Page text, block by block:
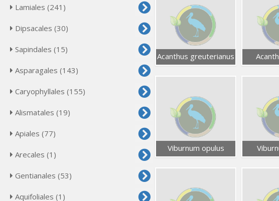
Lamiales (241)
Dipsacales (30)
Sapindales (15)
Asparagales (143)
Caryophyllales (155)
Alismatales (19)
Apiales (77)
Arecales (1)
Gentianales (53)
Aquifoliales (1)
Acanthus greuterianus
Viburnum opulus